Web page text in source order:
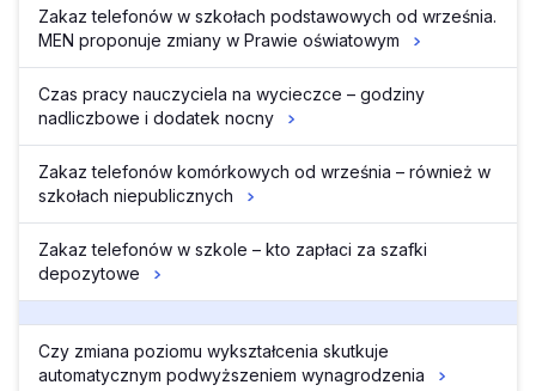
Zakaz telefonów w szkołach podstawowych od września.
MEN proponuje zmiany w Prawie oświatowym
Czas pracy nauczyciela na wycieczce – godziny
nadliczbowe i dodatek nocny
Zakaz telefonów komórkowych od września – również w
szkołach niepublicznych
Zakaz telefonów w szkole – kto zapłaci za szafki
depozytowe
Czy zmiana poziomu wykształcenia skutkuje
automatycznym podwyższeniem wynagrodzenia